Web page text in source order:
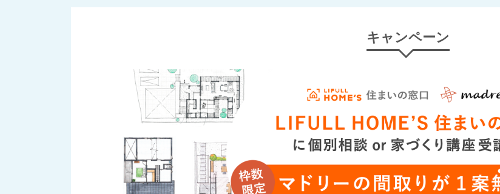
キャンペーン